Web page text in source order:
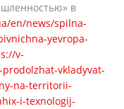
в
en/news/spilna-
yevropa-
v-
vkladyvat-
na-territorii-
i-texnologij-